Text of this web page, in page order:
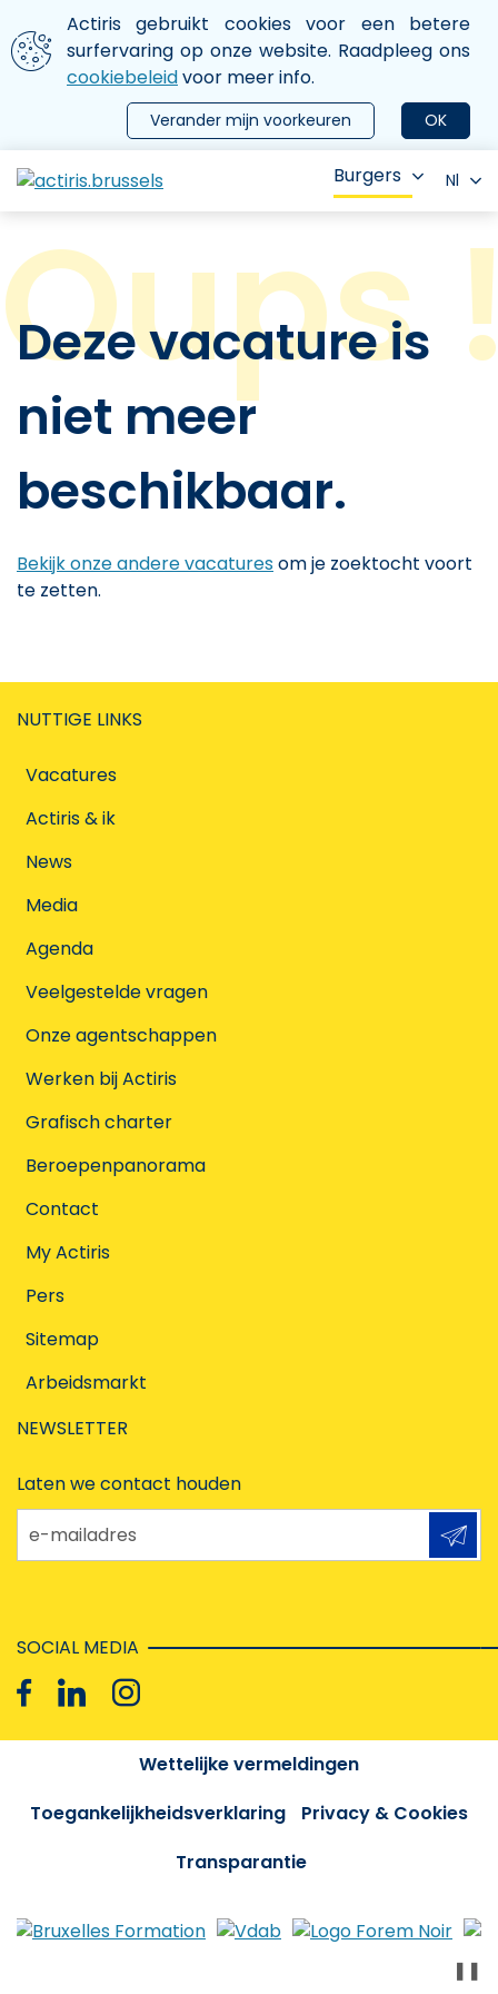
Aller au contenu principal
We gebruiken cookies
Actiris gebruikt cookies voor een betere
surfervaring op onze website. Raadpleeg ons
cookiebeleidvoor meer info.
OK
Verander mijn voorkeuren
le menu
Burgers Nl
Deze vacature is
niet meer
beschikbaar.
Bekijk onze andere vacaturesom je zoektocht voort
te zetten.
NUTTIGE LINKS
Vacatures
Actiris & ik
News
Media
Agenda
Veelgestelde vragen
Onze agentschappen
Werken bij Actiris
Grafisch charter
Beroepenpanorama
Contact
My Actiris
Pers
Sitemap
Arbeidsmarkt
NEWSLETTER
Laten we contact houden
e-mailadres
SOCIAL MEDIA
Wettelijke vermeldingen
Toegankelijkheidsverklaring
Privacy & Cookies
Transparantie
❚❚